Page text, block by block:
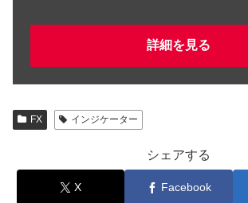
詳細を見る
FX インジケーター
シェアする
X Facebook